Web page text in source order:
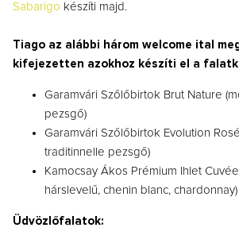
Sabarigo készíti majd.
Tiago az alábbi három welcome ital
kifejezetten azokhoz készíti el a
Garamvári Szőlőbirtok Brut Nature
pezsgő)
Garamvári Szőlőbirtok Evolution
traditinnelle pezsgő)
Kamocsay Ákos Prémium Ihlet
hárslevelű, chenin blanc, chardonnay)
Üdvözlőfalatok: